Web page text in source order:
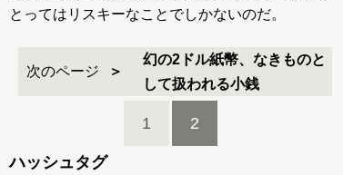
とってはリスキーなことでしかないのだ。
次のページ
幻の2ドル紙幣、なきものと
して扱われる小銭
1 2
ハッシュタグ